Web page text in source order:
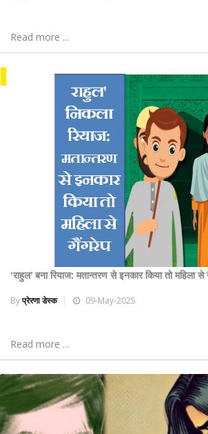
Read more ...
‘राहुल’ बना रियाज: मतान्तरण से इनकार किया तो महिला से
Byप्रेरणा डेस्क 09-May-2025
Read more ...